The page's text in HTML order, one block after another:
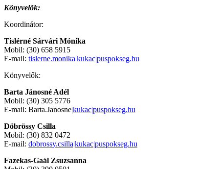
Könyvelõk:
Koordinátor:
Tislérné Sárvári Mónika
Mobil: (30) 658 5915
E-mail: tislerne.monika|kukac|puspokseg.hu
Könyvelők:
Barta Jánosné Adél
Mobil: (30) 305 5776
E-mail: Barta.Janosne|kukac|puspokseg.hu
Döbrössy Csilla
Mobil: (30) 832 0472
E-mail: dobrossy.csilla|kukac|puspokseg.hu
Fazekas-Gaál Zsuzsanna